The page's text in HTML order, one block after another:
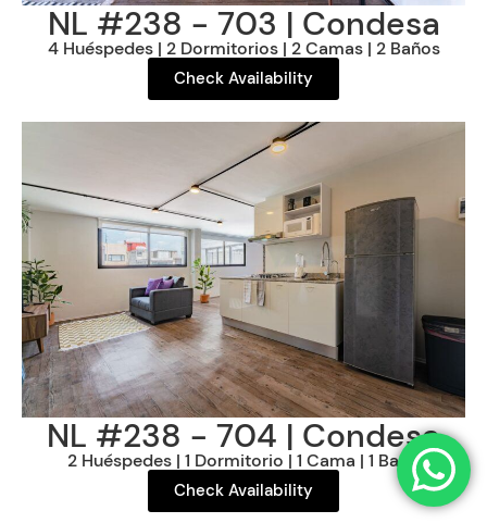
NL #238 - 703 | Condesa
4 Huéspedes | 2 Dormitorios | 2 Camas | 2 Baños
Check Availability
NL #238 - 704 | Condesa
2 Huéspedes | 1 Dormitorio | 1 Cama | 1 Baño
Check Availability